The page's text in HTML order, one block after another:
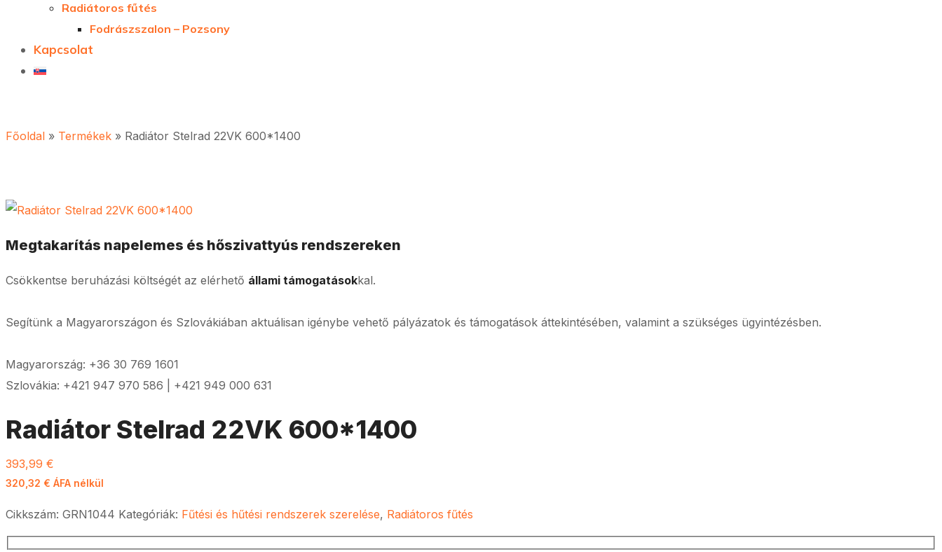
Radiátoros fűtés
Fodrászszalon – Pozsony
Kapcsolat
Főoldal » Termékek » Radiátor Stelrad 22VK 600*1400
Megtakarítás napelemes és hőszivattyús rendszereken
Csökkentse beruházási költségét az elérhető állami támogatásokkal.
Segítünk a Magyarországon és Szlovákiában aktuálisan igénybe vehető pályázatok és támogatások áttekintésében, valamint a szükséges ügyintézésben.
Magyarország: +36 30 769 1601
Szlovákia: +421 947 970 586 | +421 949 000 631
Radiátor Stelrad 22VK 600*1400
393,99 €
320,32 € ÁFA nélkül
Cikkszám: GRN1044 Kategóriák: Fűtési és hűtési rendszerek szerelése, Radiátoros fűtés